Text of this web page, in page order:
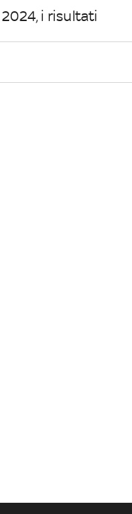
2024, i risultati